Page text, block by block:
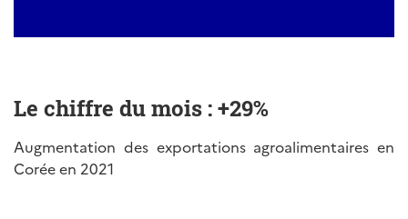
Le chiffre du mois : +29%
Augmentation des exportations agroalimentaires en
Corée en 2021